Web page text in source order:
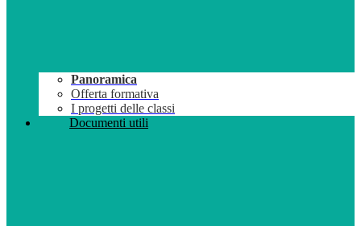
Panoramica
Offerta formativa
I progetti delle classi
Documenti utili